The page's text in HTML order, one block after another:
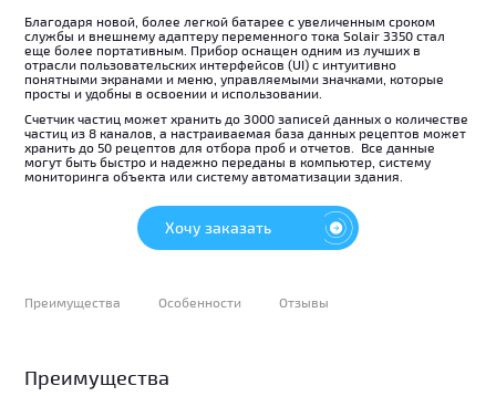
Благодаря новой, более легкой батарее с увеличенным сроком
службы и внешнему адаптеру переменного тока Solair 3350 стал
еще более портативным. Прибор оснащен одним из лучших в
отрасли пользовательских интерфейсов (UI) с интуитивно
понятными экранами и меню, управляемыми значками, которые
просты и удобны в освоении и использовании.
Счетчик частиц может хранить до 3000 записей данных о количестве
частиц из 8 каналов, а настраиваемая база данных рецептов может
хранить до 50 рецептов для отбора проб и отчетов. Все данные
могут быть быстро и надежно переданы в компьютер, систему
мониторинга объекта или систему автоматизации здания.
Хочу заказать
Преимущества Особенности Отзывы
Преимущества